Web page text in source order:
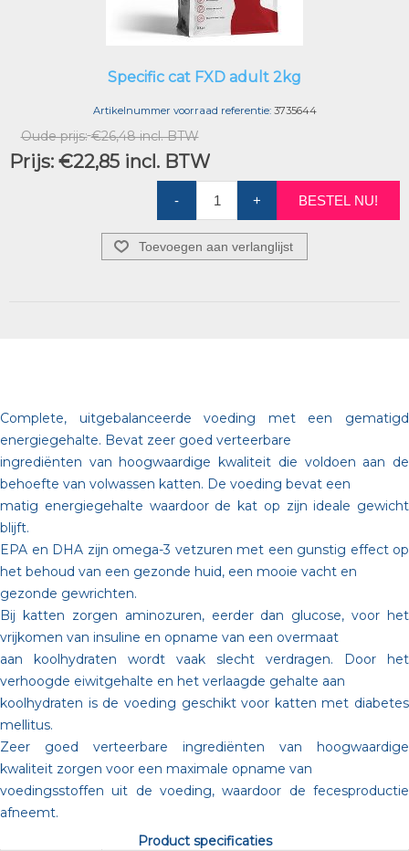
Specific cat FXD adult 2kg
Artikelnummer voorraad referentie: 3735644
Oude prijs: €26,48 incl. BTW
Prijs: €22,85 incl. BTW
- + BESTEL NU!
Toevoegen aan verlanglijst
Complete, uitgebalanceerde voeding met een gematigd
energiegehalte. Bevat zeer goed verteerbare
ingrediënten van hoogwaardige kwaliteit die voldoen aan de
behoefte van volwassen katten. De voeding bevat een
matig energiegehalte waardoor de kat op zijn ideale gewicht
blijft.
EPA en DHA zijn omega-3 vetzuren met een gunstig effect op
het behoud van een gezonde huid, een mooie vacht en
gezonde gewrichten.
Bij katten zorgen aminozuren, eerder dan glucose, voor het
vrijkomen van insuline en opname van een overmaat
aan koolhydraten wordt vaak slecht verdragen. Door het
verhoogde eiwitgehalte en het verlaagde gehalte aan
koolhydraten is de voeding geschikt voor katten met diabetes
mellitus.
Zeer goed verteerbare ingrediënten van hoogwaardige
kwaliteit zorgen voor een maximale opname van
voedingsstoffen uit de voeding, waardoor de fecesproductie
afneemt.
Product specificaties